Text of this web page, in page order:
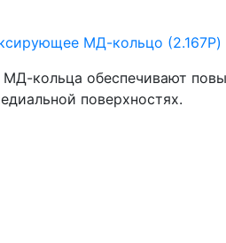
МД-кольцо
кольца обеспечивают
поверхностях.